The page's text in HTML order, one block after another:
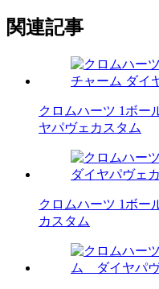
関連記事
クロムハーツ 1ボー
ヤパヴェカスタム
クロムハーツ 1ボー
カスタム